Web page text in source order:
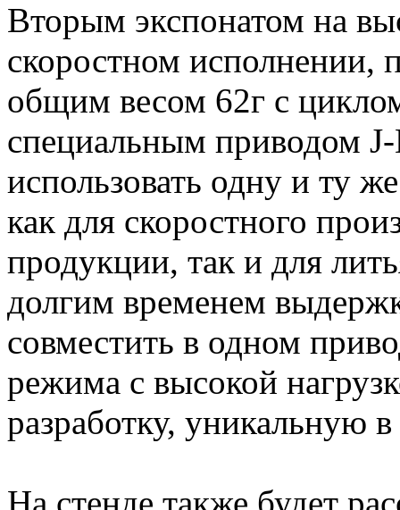
Вторым экспонатом на
скоростном исполнении,
общим весом 62г с
специальным приводом
использовать одну и ту
как для скоростного
продукции, так и для
долгим временем
совместить в одном
режима с высокой
разработку, уникальную